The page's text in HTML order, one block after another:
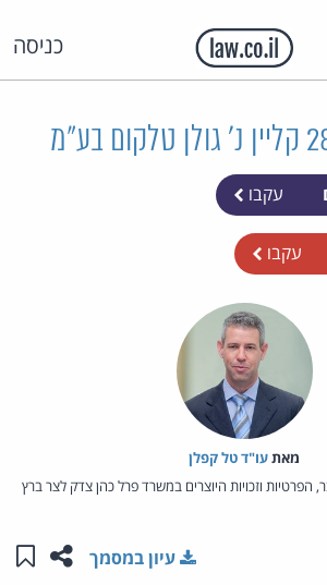
כניסה
עקבו
עקבו
מאת‏עו"ד טל קפלן
הפרטיות וזכויות היוצרים במשרד פרל כהן צדק לצר ברץ
שתפו
עיון במסמך